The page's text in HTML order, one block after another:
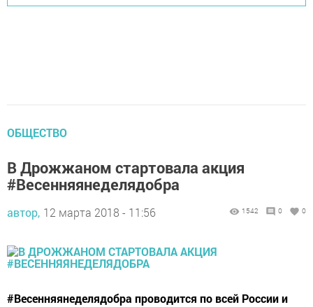
ОБЩЕСТВО
В Дрожжаном стартовала акция
#Весенняянеделядобра
автор, 12 марта 2018 - 11:56 1542 0 0
#Весенняянеделядобра проводится по всей России и